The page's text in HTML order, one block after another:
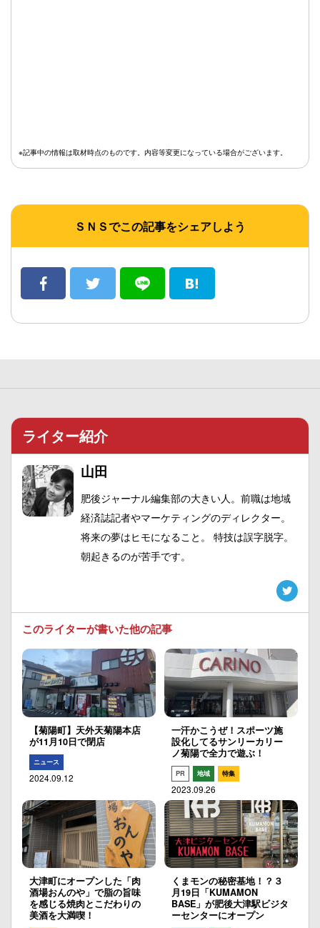
※記事中の情報は取材時点のものです。内容等変更になっている場合がございます。
ＳＮＳでこの記事をシェアしよう
ライター紹介
山田
肥後ジャーナル編集部の大きい人。前職は地域
経済誌記者やマーケティングのディレクター。
将来の夢はヒモになること。 特技は誤字脱字。
朝起きるのが苦手です。
このライターが書いた他の記事
【菊陽町】天外天菊陽本店
が11月10日で閉店
ニュース
2024.09.12
一汗かこうぜ！スポーツ施
設化してるサンリーカリー
ノ菊陽で全力で遊ぶ！
PR 地域 特集
2023.09.26
大津町にオープンした「肉
酒場おんのや」で脂の旨味
を感じる焼肉とこだわりの
美酒を大満喫！
くまモンの秘密基地！？３
月19日「KUMAMON
BASE」が肥後大津駅ビジタ
ーセンターにオープン